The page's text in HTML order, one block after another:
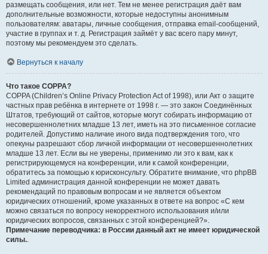
размещать сообщения, или нет. Тем не менее регистрация даёт вам
дополнительные возможности, которые недоступны анонимным
пользователям: аватары, личные сообщения, отправка email-сообщений,
участие в группах и т. д. Регистрация займёт у вас всего пару минут,
поэтому мы рекомендуем это сделать.
Вернуться к началу
Что такое COPPA?
COPPA (Children’s Online Privacy Protection Act of 1998), или Акт о защите
частных прав ребёнка в интернете от 1998 г. — это закон Соединённых
Штатов, требующий от сайтов, которые могут собирать информацию от
несовершеннолетних младше 13 лет, иметь на это письменное согласие
родителей. Допустимо наличие иного вида подтверждения того, что
опекуны разрешают сбор личной информации от несовершеннолетних
младше 13 лет. Если вы не уверены, применимо ли это к вам, как к
регистрирующемуся на конференции, или к самой конференции,
обратитесь за помощью к юрисконсульту. Обратите внимание, что phpBB
Limited администрация данной конференции не может давать
рекомендаций по правовым вопросам и не является объектом
юридических отношений, кроме указанных в ответе на вопрос «С кем
можно связаться по вопросу некорректного использования и/или
юридических вопросов, связанных с этой конференцией?».
Примечание переводчика: в России данный акт не имеет юридической
силы..